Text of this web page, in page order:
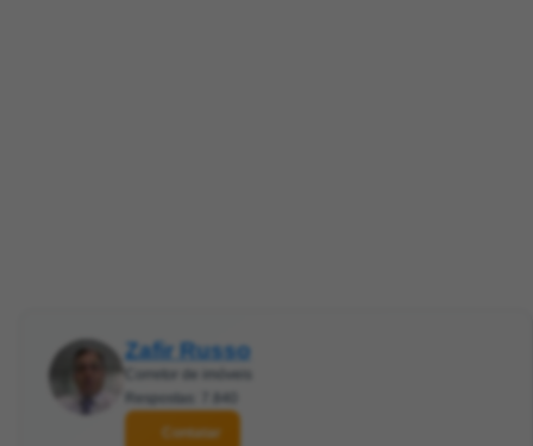
Zafir Russo
Corretor de imóveis
Respostas: 7.840
Contatar